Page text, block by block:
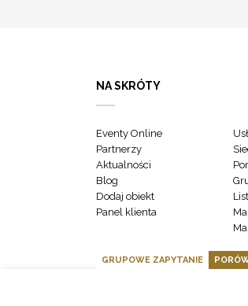
NA SKRÓTY
Eventy Online
Partnerzy
Aktualności
Blog
Dodaj obiekt
Panel klienta
GRUPOWE ZAPYTANIE